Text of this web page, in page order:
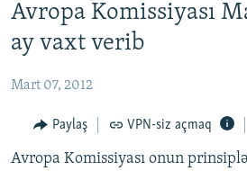
qayıt
Əsas
naviqasiyaya
qayıt
#İZAHLA
KORRUPSIOMETR
#ƏSLINDƏ
FƏRQƏ BAX
QANUNI DOĞRU
Avropa Komissiyası
ay vaxt verib
Mart 07, 2012
Paylaş VPN-siz açmaq
Avropa Komissiyası onun